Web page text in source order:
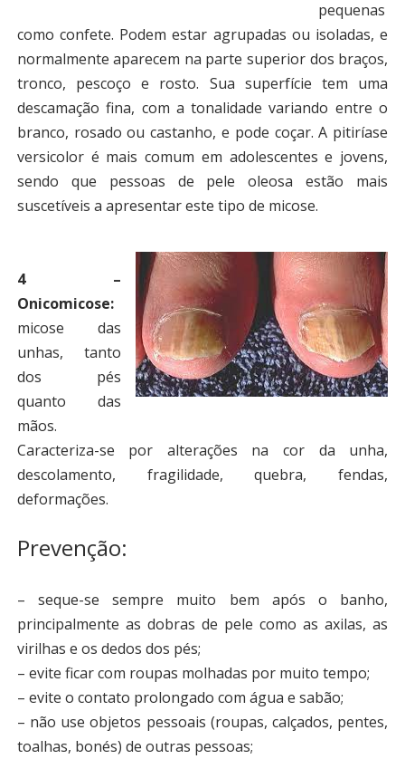
pequenas
como confete. Podem estar agrupadas ou isoladas, e
normalmente aparecem na parte superior dos braços,
tronco, pescoço e rosto. Sua superfície tem uma
descamação fina, com a tonalidade variando entre o
branco, rosado ou castanho, e pode coçar. A pitiríase
versicolor é mais comum em adolescentes e jovens,
sendo que pessoas de pele oleosa estão mais
suscetíveis a apresentar este tipo de micose.
4 –
Onicomicose:
micose das
unhas, tanto
dos pés
quanto das
mãos.
Caracteriza-se por alterações na cor da unha,
descolamento, fragilidade, quebra, fendas,
deformações.
Prevenção:
– seque-se sempre muito bem após o banho,
principalmente as dobras de pele como as axilas, as
virilhas e os dedos dos pés;
– evite ficar com roupas molhadas por muito tempo;
– evite o contato prolongado com água e sabão;
– não use objetos pessoais (roupas, calçados, pentes,
toalhas, bonés) de outras pessoas;